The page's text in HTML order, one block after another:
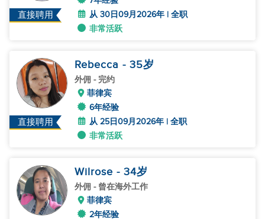
直接聘用
从 30日09月2026年 | 全职
非常活跃
直接聘用
Rebecca - 35岁
外佣 - 完约
菲律宾
6年经验
从 25日09月2026年 | 全职
非常活跃
Wilrose - 34岁
外佣 - 曾在海外工作
菲律宾
2年经验